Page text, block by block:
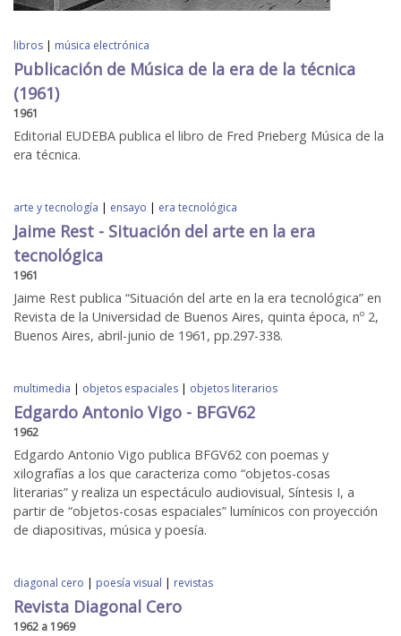
libros | música electrónica
Publicación de Música de la era de la técnica
(1961)
1961
Editorial EUDEBA publica el libro de Fred Prieberg Música de la
era técnica.
arte y tecnología | ensayo | era tecnológica
Jaime Rest - Situación del arte en la era
tecnológica
1961
Jaime Rest publica “Situación del arte en la era tecnológica” en
Revista de la Universidad de Buenos Aires, quinta época, nº 2,
Buenos Aires, abril-junio de 1961, pp.297-338.
multimedia | objetos espaciales | objetos literarios
Edgardo Antonio Vigo - BFGV62
1962
Edgardo Antonio Vigo publica BFGV62 con poemas y
xilografías a los que caracteriza como “objetos-cosas
literarias” y realiza un espectáculo audiovisual, Síntesis I, a
partir de “objetos-cosas espaciales” lumínicos con proyección
de diapositivas, música y poesía.
diagonal cero | poesía visual | revistas
Revista Diagonal Cero
1962 a 1969